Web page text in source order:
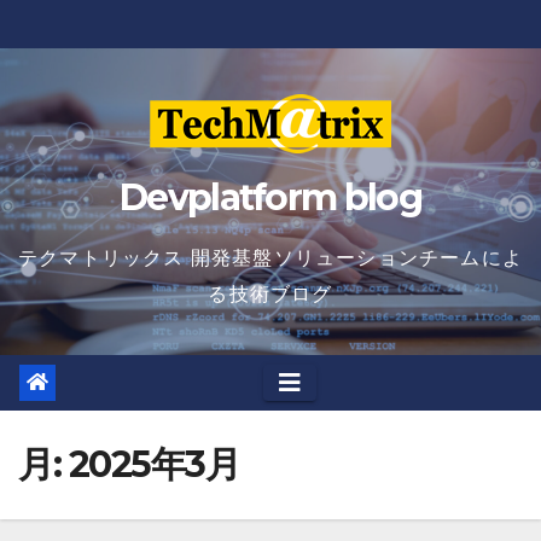
to
content
Devplatform blog
テクマトリックス 開発基盤ソリューションチームによ
る技術ブログ
月:2025年3月